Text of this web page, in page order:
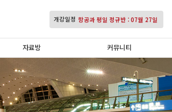
개강일정 항공과 평일 정규반 : 07월 27일
항공과 주말 정규반 : 07월 11일
자료방 커뮤니티